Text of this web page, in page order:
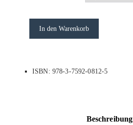
In den Warenkorb
ISBN: 978-3-7592-0812-5
Beschreibung